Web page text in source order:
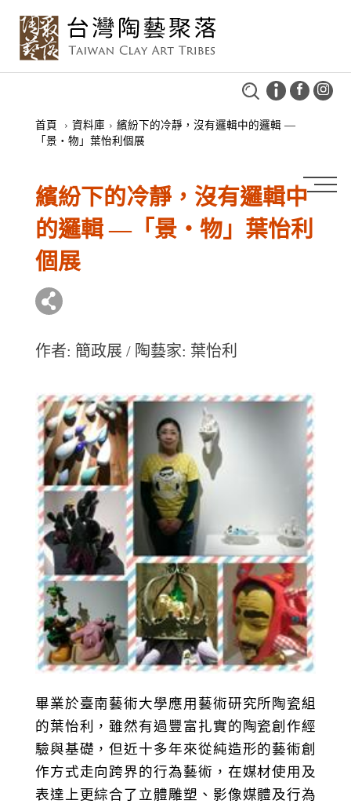
首頁 › 資料庫 › 繽紛下的冷靜，沒有邏輯中的邏輯 —
「景‧物」葉怡利個展
繽紛下的冷靜，沒有邏輯中
的邏輯 —「景‧物」葉怡利
個展
作者: 簡政展 / 陶藝家: 葉怡利
畢業於臺南藝術大學應用藝術研究所陶瓷組
的葉怡利，雖然有過豐富扎實的陶瓷創作經
驗與基礎，但近十多年來從純造形的藝術創
作方式走向跨界的行為藝術，在媒材使用及
表達上更綜合了立體雕塑、影像媒體及行為